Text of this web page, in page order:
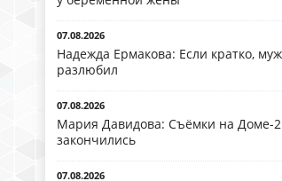
07.08.2026
Надежда Ермакова: Если кратко, муж
разлюбил
07.08.2026
Мария Давидова: Съёмки на Доме-2
закончились
07.08.2026